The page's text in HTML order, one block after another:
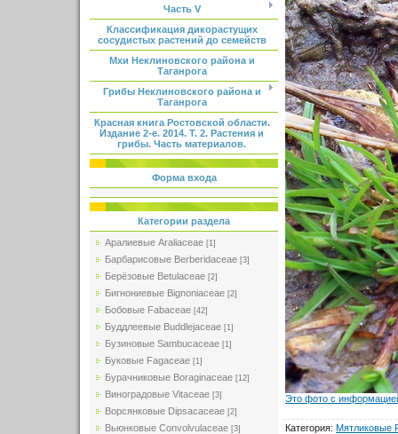
Часть V
Классификация дикорастущих
сосудистых растений до семейств
Мхи Неклиновского района и
Таганрога
Грибы Неклиновского района и
Таганрога
Красная книга Ростовской области.
Издание 2-е. 2014. Т. 2. Растения и
грибы. Часть материалов.
Форма входа
Категории раздела
Аралиевые Araliaceae [1]
Барбарисовые Berberidaceae [3]
Берёзовые Betulaceae [2]
Бигнониевые Bignoniaceae [2]
Бобовые Fabaceae [42]
Буддлеевые Buddlejaceae [1]
Бузиновые Sambucaceae [1]
Буковые Fagaceae [1]
Бурачниковые Boraginaceae [12]
Виноградовые Vitaceae [3]
Ворсянковые Dipsacaceae [2]
Вьюнковые Convolvulaceae [3]
Это фото с
Категория: Мятликовые